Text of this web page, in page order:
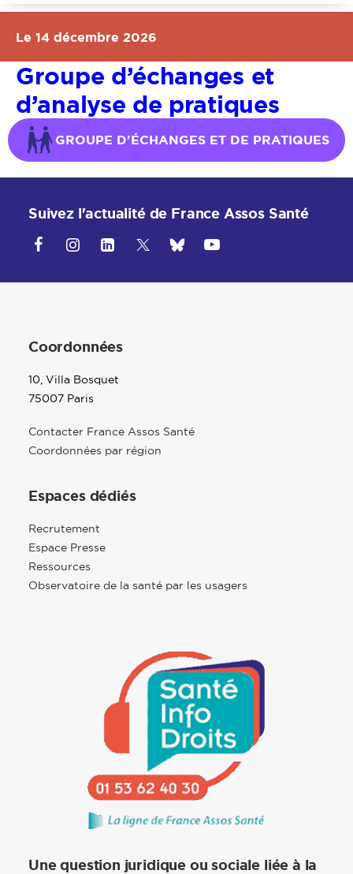
Le 14 décembre 2026
Groupe d’échanges et
d’analyse de pratiques
GROUPE D'ÉCHANGES ET DE PRATIQUES
Suivez l'actualité de France Assos Santé
Coordonnées
10, Villa Bosquet
75007 Paris
Contacter France Assos Santé
Coordonnées par région
Espaces dédiés
Recrutement
Espace Presse
Ressources
Observatoire de la santé par les usagers
Une question juridique ou sociale liée à la